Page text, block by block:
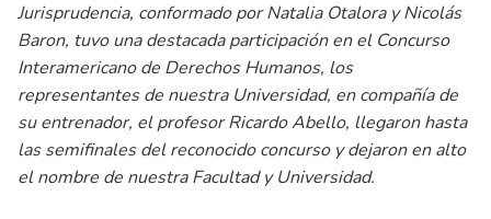
Jurisprudencia, conformado por Natalia Otalora y Nicolás
Baron, tuvo una destacada participación en el Concurso
Interamericano de Derechos Humanos, los
representantes de nuestra Universidad, en compañía de
su entrenador, el profesor Ricardo Abello, llegaron hasta
las semifinales del reconocido concurso y dejaron en alto
el nombre de nuestra Facultad y Universidad.